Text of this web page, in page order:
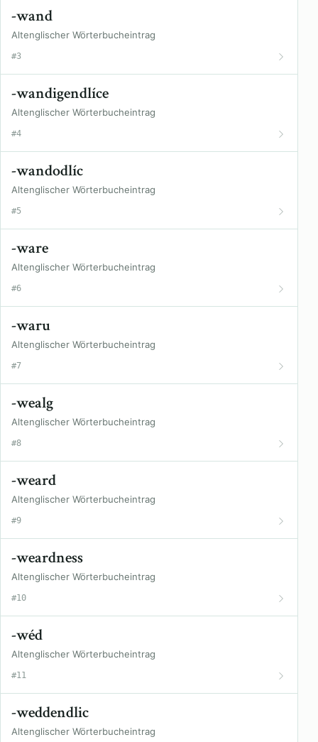
-wand
Altenglischer Wörterbucheintrag
#3
-wandigendlíce
Altenglischer Wörterbucheintrag
#4
-wandodlíc
Altenglischer Wörterbucheintrag
#5
-ware
Altenglischer Wörterbucheintrag
#6
-waru
Altenglischer Wörterbucheintrag
#7
-wealg
Altenglischer Wörterbucheintrag
#8
-weard
Altenglischer Wörterbucheintrag
#9
-weardness
Altenglischer Wörterbucheintrag
#10
-wéd
Altenglischer Wörterbucheintrag
#11
-weddendlic
Altenglischer Wörterbucheintrag